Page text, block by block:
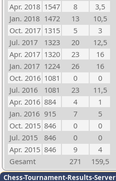
Apr. 2018 1547 8
3,5
Jan. 2018 1472 13
10,5
Oct. 2017 1315 5
3
Jul. 2017
1323 20
12,5
Apr. 2017 1320 23
16
Jan. 2017 1224 26
16
Oct. 2016 1081 0
0
Jul. 2016
1081 23
11,5
Apr. 2016 884 4
1
Jan. 2016 915 7
5
Oct. 2015 846 0
0
Jul. 2015
846 0
0
Apr. 2015 846 9
4
Gesamt
271 159,5
Chess-Tournament-Results-Server